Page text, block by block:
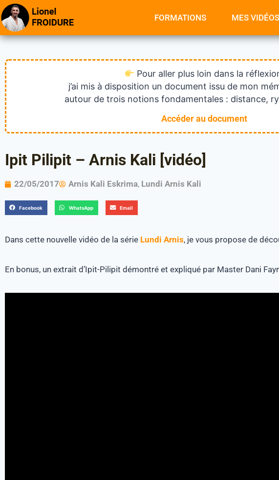
FORMATIONS MES VIDÉOS
Pour aller plus loin dans la
j’ai mis à disposition un document issu de mon
autour de trois notions fondamentales : distance,
Accéder au document
Ipit Pilipit – Arnis Kali [vidéo]
22/05/2017 Arnis Kali Eskrima, Lundi Arnis Kali
Facebook WhatsApp Email
Dans cette nouvelle vidéo de la série Lundi Arnis, je vous propose de
En bonus, un extrait d’Ipit-Pilipit démontré et expliqué par Master Dani